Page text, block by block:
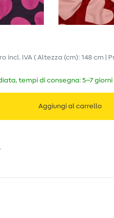
incl. IVA ( Altezza (cm): 148 cm |
tempi di consegna: 5–7
Aggiungi al carrello